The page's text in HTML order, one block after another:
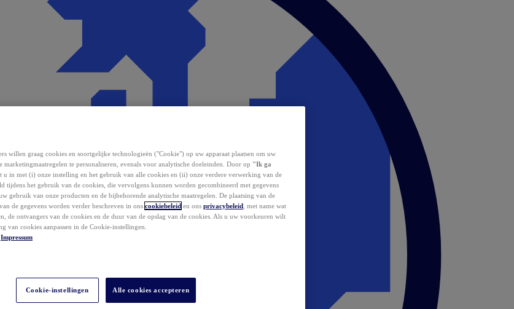
willen graag cookies en soortgelijke technologieën ("Cookie") op uw apparaat plaatsen om uw
marketingmaatregelen te personaliseren, evenals voor analytische doeleinden. Door op "Ik ga
u in met (i) onze instelling en het gebruik van alle cookies en (ii) onze verdere verwerking van de
tijdens het gebruik van de cookies, die vervolgens kunnen worden gecombineerd met gegevens
gebruik van onze producten en de bijbehorende analytische maatregelen. De plaatsing van de
de gegevens worden verder beschreven in ons cookiebeleid en ons privacybeleid , met name wat
de ontvangers van de cookies en de duur van de opslag van de cookies. Als u uw voorkeuren wilt
van cookies aanpassen in de Cookie-instellingen.
Impressum
Cookie-instellingen Alle cookies accepteren